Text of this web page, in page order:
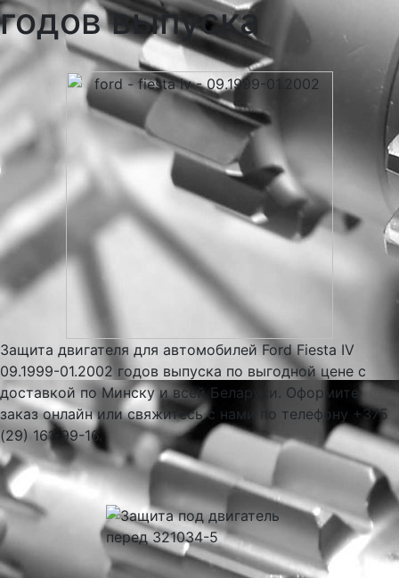
годов выпуска
Защита двигателя для автомобилей Ford Fiesta IV
09.1999-01.2002 годов выпуска по выгодной цене с
доставкой по Минску и всей Беларуси. Оформите
заказ онлайн или свяжитесь с нами по телефону +375
(29) 161-99-16.